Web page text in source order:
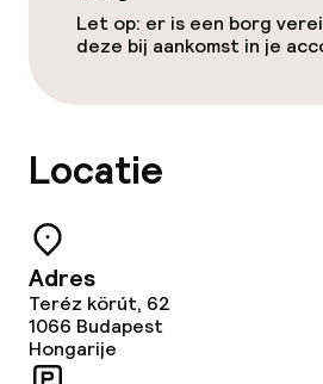
Let op: er is een borg
deze bij aankomst in je
Locatie
Adres
Teréz körút, 62
1066 Budapest
Hongarije